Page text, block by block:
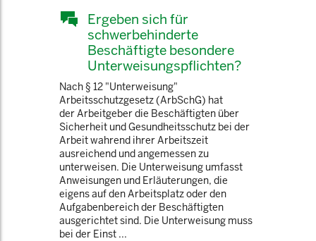
Ergeben sich für
schwerbehinderte
Beschäftigte besondere
Unterweisungspflichten?
Nach § 12 "Unterweisung"
Arbeitsschutzgesetz (ArbSchG) hat
der Arbeitgeber die Beschäftigten über
Sicherheit und Gesundheitsschutz bei der
Arbeit wahrend ihrer Arbeitszeit
ausreichend und angemessen zu
unterweisen. Die Unterweisung umfasst
Anweisungen und Erläuterungen, die
eigens auf den Arbeitsplatz oder den
Aufgabenbereich der Beschäftigten
ausgerichtet sind. Die Unterweisung muss
bei der Einst ...